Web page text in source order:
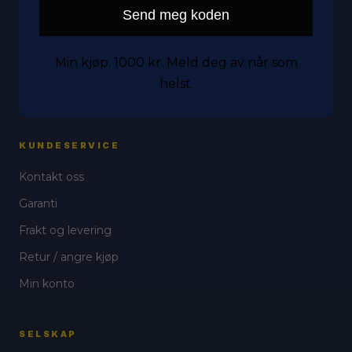
Tilbehør
KUNDESERVICE
Kontakt oss
Garanti
Frakt og levering
Retur / angre kjøp
Min konto
SELSKAP
Send meg koden
Min kjøp. 1000 kr. Meld deg av når som
helst.